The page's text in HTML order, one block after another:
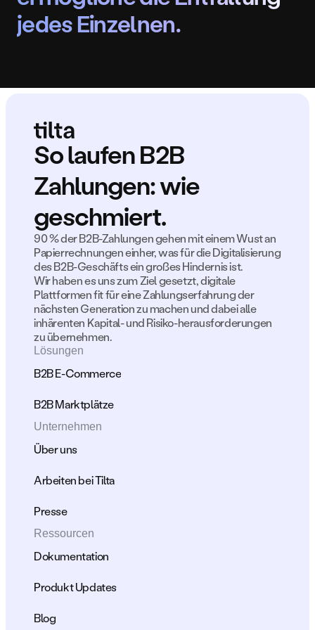
jedes Einzelnen.
jedes Einzelnen.
So laufen B2B
Zahlungen: wie
geschmiert.
90 % der B2B-Zahlungen gehen mit einem Wust an
Papierrechnungen einher, was für die Digitalisierung
des B2B-Geschäfts ein großes Hindernis ist.
Wir haben es uns zum Ziel gesetzt, digitale
Plattformen fit für eine Zahlungserfahrung der
nächsten Generation zu machen und dabei alle
inhärenten Kapital- und Risiko-herausforderungen
zu übernehmen.
Lösungen
B2B E-Commerce
B2B Marktplätze
Unternehmen
Über uns
Arbeiten bei Tilta
Presse
Ressourcen
Dokumentation
Produkt Updates
Blog